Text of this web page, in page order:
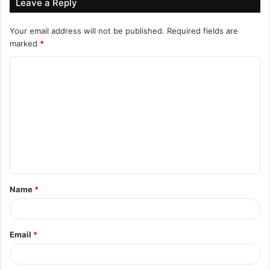
मैदान में गिरी बिजली बनी काल, 24 वर्षीय फुटबॉलर सोफवान
अवाए की मौत
Leave a Reply
Your email address will not be published. Required fields are
marked *
t
*
Name *
Email *